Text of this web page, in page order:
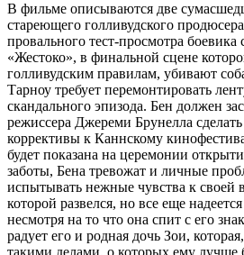
В фильме описываются две
стареющего голливудского
провального тест-просмотра
«Жестоко», в финальной сцене
голливудским правилам, убивают
Тарноу требует перемонтировать
скандального эпизода. Бен должен
режиссера Джереми Брунелла
коррективы к Каннскому
будет показана на церемонии
заботы, Бена тревожат и личные
испытывать нежные чувства к своей
которой развелся, но все еще
несмотря на то что она спит с его
радует его и родная дочь Зои,